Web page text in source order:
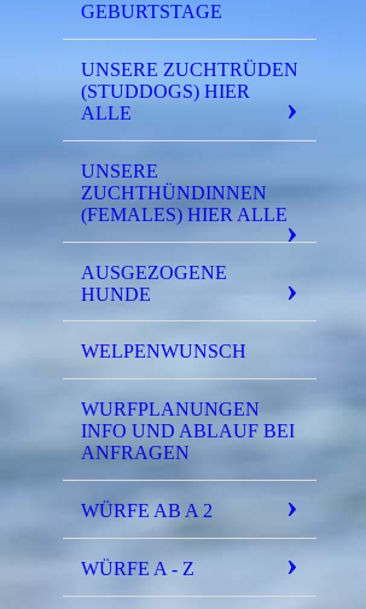
GEBURTSTAGE
UNSERE ZUCHTRÜDEN
(STUDDOGS) HIER
ALLE
UNSERE
ZUCHTHÜNDINNEN
(FEMALES) HIER ALLE
AUSGEZOGENE
HUNDE
WELPENWUNSCH
WURFPLANUNGEN
INFO UND ABLAUF BEI
ANFRAGEN
WÜRFE AB A 2
WÜRFE A - Z